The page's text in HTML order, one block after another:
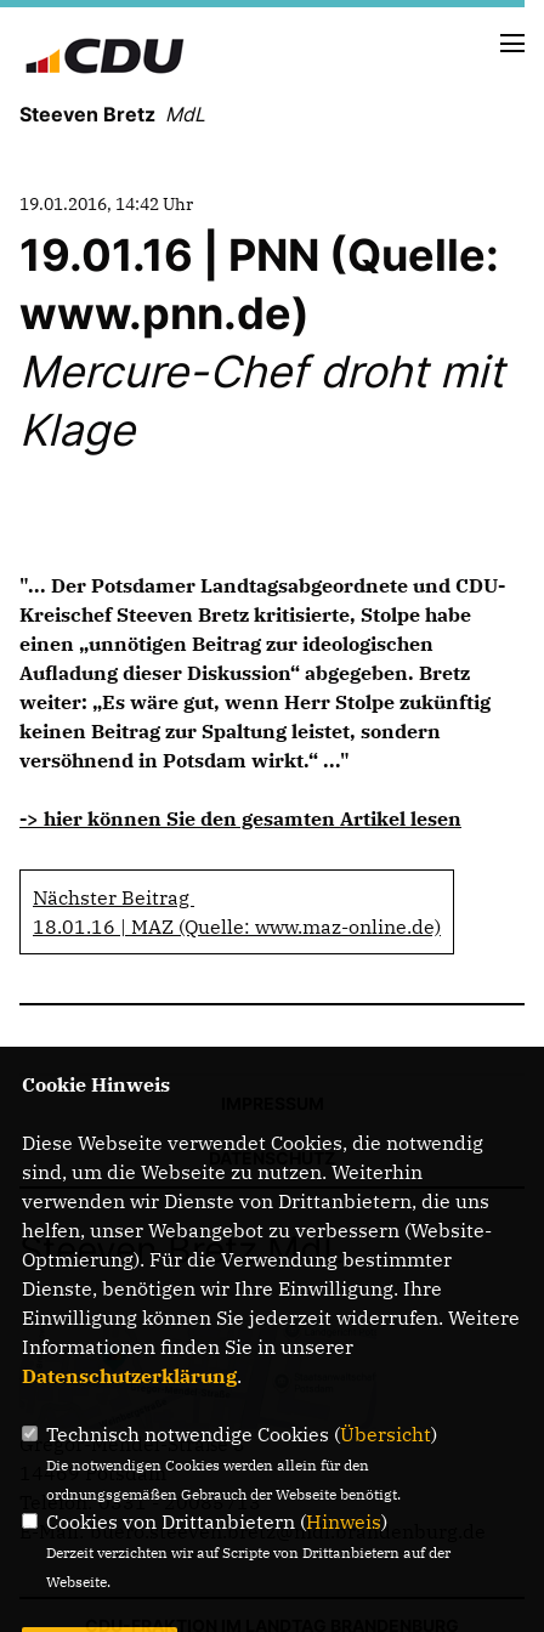
Steeven Bretz MdL
VITA
WAHLKREISBESUCHE
PRESSEFOTOS
MEIN BÜRGERBÜRO
Kleine Anfragen
CDU Deutschland
CDU Fraktion im Brandenburger Landtag
CDU Brandenburg
CDU Potsdam
19.01.2016, 14:42 Uhr
19.01.16 | PNN (Quelle:
www.pnn.de)
Mercure-Chef droht mit
Klage
"... Der Potsdamer Landtagsabgeordnete und CDU-
Kreischef Steeven Bretz kritisierte, Stolpe habe
einen „unnötigen Beitrag zur ideologischen
Aufladung dieser Diskussion“ abgegeben. Bretz
weiter: „Es wäre gut, wenn Herr Stolpe zukünftig
keinen Beitrag zur Spaltung leistet, sondern
versöhnend in Potsdam wirkt.“ ..."
-> hier können Sie den gesamten Artikel lesen
Nächster Beitrag
18.01.16 | MAZ (Quelle: www.maz-online.de)
Steeven Bretz MdL
Gregor-Mendel-Straße 3
14469 Potsdam
Telefon: 0331 - 20085713
E-Mail: buero.steeven.bretz@mdl.brandenburg.de
CDU-FRAKTION IM LANDTAG BRANDENBURG
Cookie Hinweis
Diese Webseite verwendet Cookies, die notwendig
sind, um die Webseite zu nutzen. Weiterhin
verwenden wir Dienste von Drittanbietern, die uns
helfen, unser Webangebot zu verbessern (Website-
Optmierung). Für die Verwendung bestimmter
Dienste, benötigen wir Ihre Einwilligung. Ihre
Einwilligung können Sie jederzeit widerrufen. Weitere
Informationen finden Sie in unserer
Datenschutzerklärung.
Technisch notwendige Cookies (Übersicht)
Die notwendigen Cookies werden allein für den
ordnungsgemäßen Gebrauch der Webseite benötigt.
Cookies von Drittanbietern (Hinweis)
Derzeit verzichten wir auf Scripte von Drittanbietern auf der
Webseite.